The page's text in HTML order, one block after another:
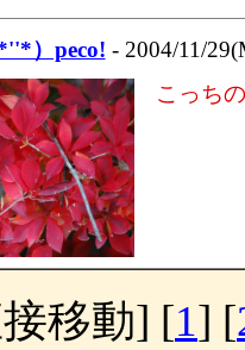
*''*）peco! - 2004/11/
こっち
移動] [1] [